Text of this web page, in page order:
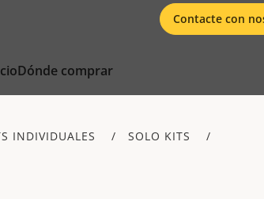
Dónde comprar
Contacte con
INDIVIDUALES SOLO KITS